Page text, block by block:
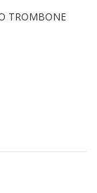
TROMBONE